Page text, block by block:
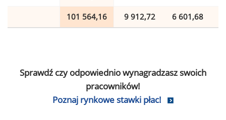
101 564,16 9 912,72 6 601,68
Sprawdź czy odpowiednio wynagradzasz swoich
pracowników!
Poznaj rynkowe stawki płac!